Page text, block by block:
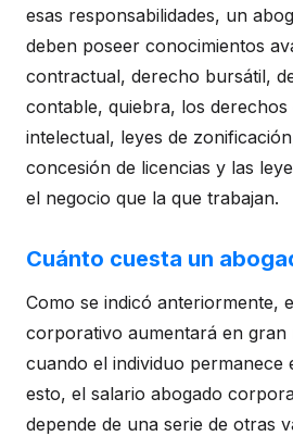
esas responsabilidades, un
deben poseer conocimientos
contractual, derecho bursátil,
contable, quiebra, los derechos
intelectual, leyes de
concesión de licencias y las
el negocio que la que trabajan.
Cuánto cuesta un
Como se indicó anteriormente,
corporativo aumentará en gran
cuando el individuo permanece
esto, el salario abogado
depende de una serie de otras